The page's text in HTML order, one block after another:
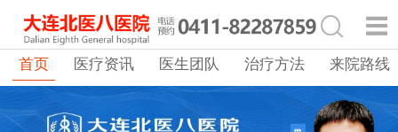
首页 医疗资讯 医生团队 治疗方法 来院路线